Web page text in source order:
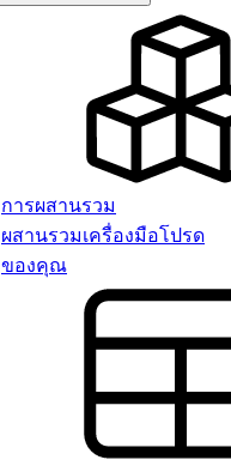
การผสานรวม
ผสานรวมเครื่องมือโปรด
ของคุณ